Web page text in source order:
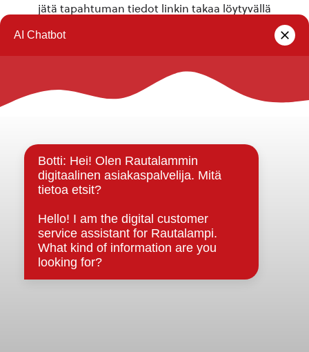
jätä tapahtuman tiedot linkin takaa löytyvällä
Rautalammin kunta
Strategiat, ohjelmat, ohjeet, suunnitelmat, säännöt ja
sopimukset
Asiakirjajulkisuuskuvaus
Evästeet
Saavutettavuusseloste
Tietosuoja
Tietosuojaselosteet